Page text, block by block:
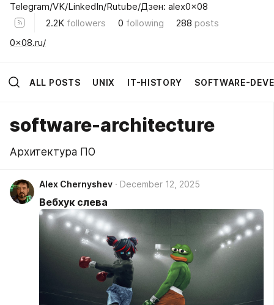
Telegram/VK/LinkedIn/Rutube/Дзен: alex0x08
2.2K followers 0 following 288 posts
0x08.ru/
ALL POSTS UNIX IT-HISTORY SOFTWARE-
software-architecture
Архитектура ПО
Alex Chernyshev December 12, 2025
Вебхук слева